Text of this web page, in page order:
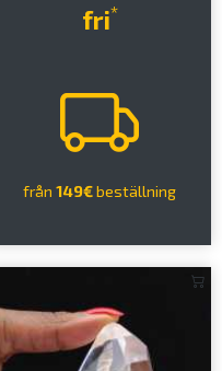
fri*
från 149€beställning